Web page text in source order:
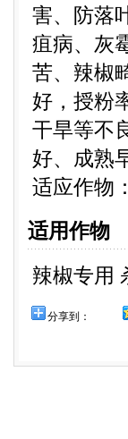
害、防落
疽病、灰
苦、辣椒
好，授粉
干旱等不
好、成熟
适应作物
适用作物
辣椒专用
分享到：